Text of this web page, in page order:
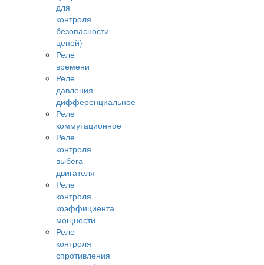
для
контроля
безопасности
цепей)
Реле
времени
Реле
давления
дифференциальное
Реле
коммутационное
Реле
контроля
выбега
двигателя
Реле
контроля
коэффициента
мощности
Реле
контроля
спротивления